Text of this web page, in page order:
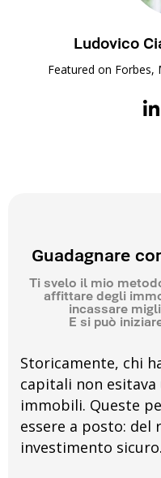
Ludovico
Featured on Forbes,
Guadagnare
Ti svelo il mio
affittare degli
incassare
E si può
Storicamente, chi
capitali non
immobili. Queste
essere a posto: del
investimento